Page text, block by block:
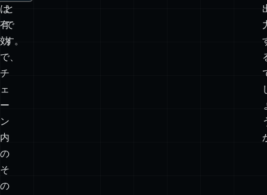
は
有
効
で、
チ
ェ
ー
ン
内
の
そ
の
と
で
す。